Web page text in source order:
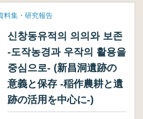
料集・研究報告
신창동유적의 의의와 보존
-도작농경과 우작의 활용을
중심으로- (新昌洞遺跡の
意義と保存 -稲作農耕と遺
跡の活用を中心に-)